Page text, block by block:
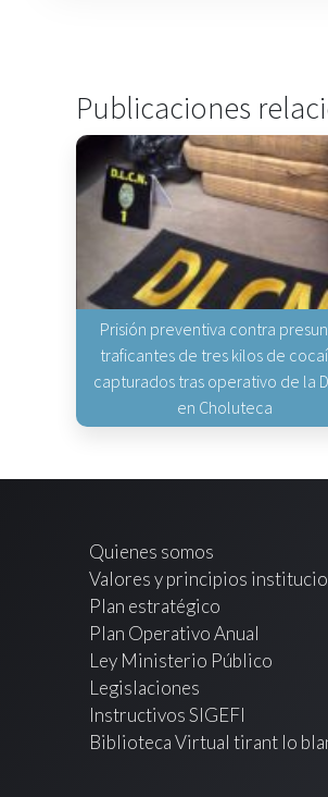
Publicaciones
Prisión preventiva contra
traficantes de tres kilos de
capturados tras operativo de la
en Choluteca
Quienes somos
Valores y principios
Plan estratégico
Plan Operativo Anual
Ley Ministerio Público
Legislaciones
Instructivos SIGEFI
Biblioteca Virtual tirant lo